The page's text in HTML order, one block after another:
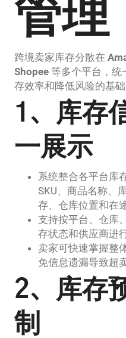
管理
跨境卖家库存分散在
Shopee 等多个平台，统
存效率和降低风险的基础
1、库存
一展示
系统整合各平台库
SKU、商品名称、
存、仓库位置和在
支持按平台、仓库
存状态和供应商进
卖家可快速掌握整
免信息遗漏导致超
2、库存
制